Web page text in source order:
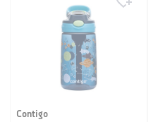
Contigo